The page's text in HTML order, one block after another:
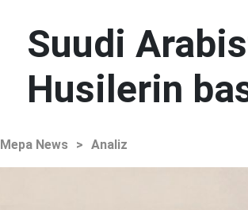
Suudi
Husilerin
Mepa News > Analiz